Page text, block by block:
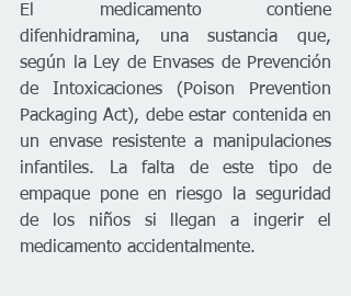
El medicamento contiene
difenhidramina, una sustancia que,
según la Ley de Envases de Prevención
de Intoxicaciones (Poison Prevention
Packaging Act), debe estar contenida en
un envase resistente a manipulaciones
infantiles. La falta de este tipo de
empaque pone en riesgo la seguridad
de los niños si llegan a ingerir el
medicamento accidentalmente.